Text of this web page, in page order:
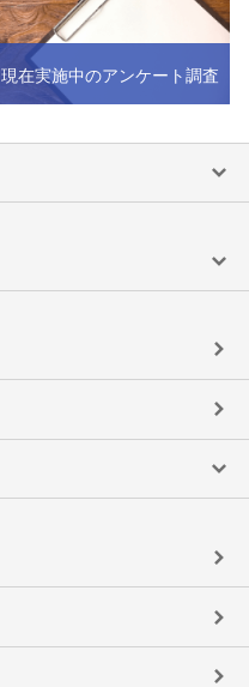
現在実施中のアンケート調査